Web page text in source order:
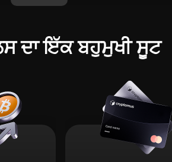
ਦਾ ਇੱਕ ਬਹੁਮੁਖੀ ਸੂਟ